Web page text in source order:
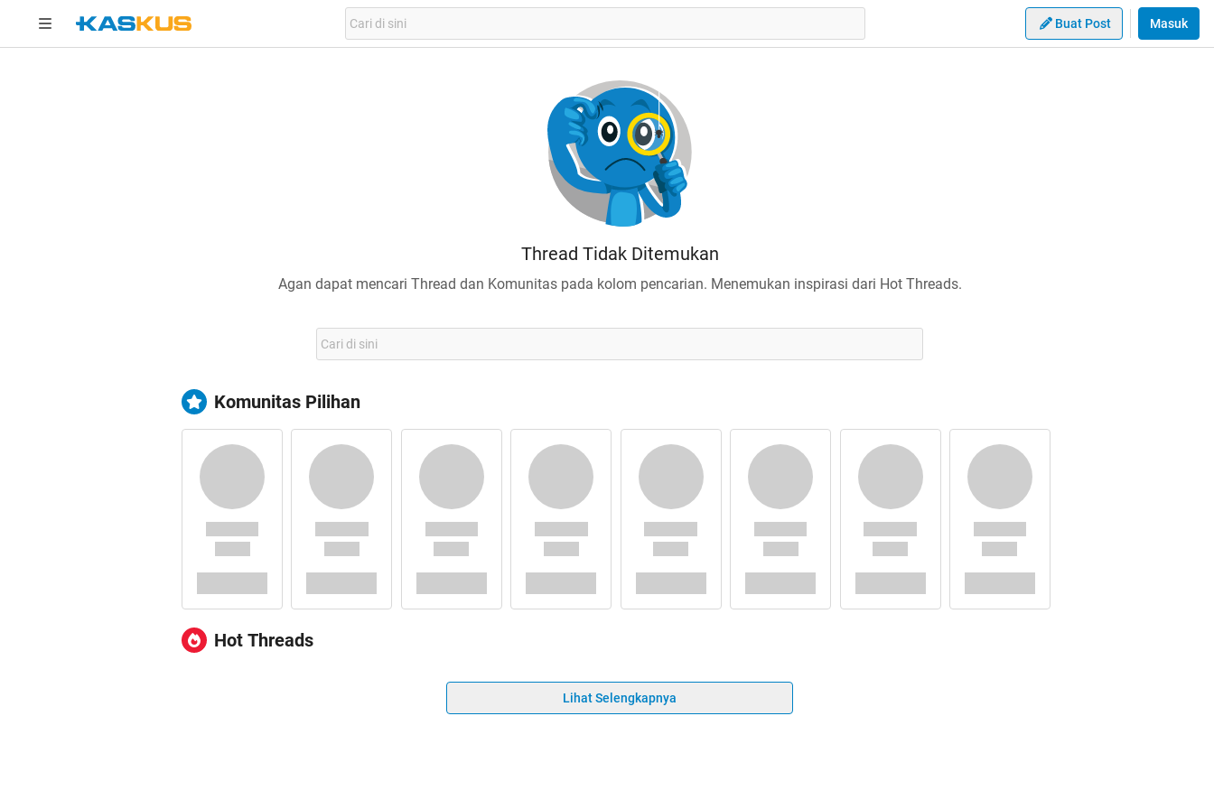
Buat Post Masuk
Thread Tidak Ditemukan
Agan dapat mencari Thread dan Komunitas pada kolom pencarian. Menemukan inspirasi dari Hot Threads.
Komunitas Pilihan
Hot Threads
Lihat Selengkapnya